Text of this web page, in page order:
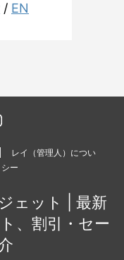
/ EN
レイ（管理人）につい
ー
ェット | 最新
、割引・セー